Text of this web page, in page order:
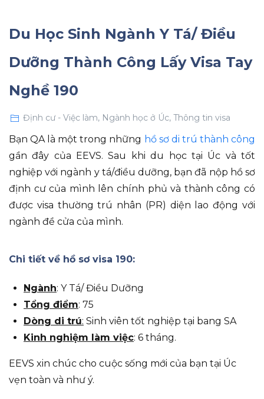
Du Học Sinh Ngành Y Tá/ Điều
Dưỡng Thành Công Lấy Visa Tay
Nghề 190
Định cư - Việc làm, Ngành học ở Úc, Thông tin visa
Bạn QA là một trong những hồ sơ di trú thành công
gần đây của EEVS. Sau khi du học tại Úc và tốt
nghiệp với ngành y tá/điều dưỡng, bạn đã nộp hồ sơ
định cư của mình lên chính phủ và thành công có
được visa thường trú nhân (PR) diện lao động với
ngành đề cửa của mình.
Chi tiết về hồ sơ visa 190:
Ngành: Y Tá/ Điều Dưỡng
Tổng điểm: 75
Dòng di trú: Sinh viên tốt nghiệp tại bang SA
Kinh nghiệm làm việc: 6 tháng.
EEVS xin chúc cho cuộc sống mới của bạn tại Úc
vẹn toàn và như ý.